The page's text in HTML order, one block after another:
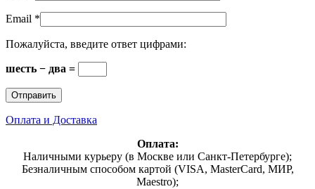
Email *
Пожалуйста, введите ответ цифрами:
шесть − два =
Оплата и Доставка
Оплата:
Наличными курьеру (в Москве или Санкт-Петербурге);
Безналичным способом картой (VISA, MasterCard, МИР,
Maestro);